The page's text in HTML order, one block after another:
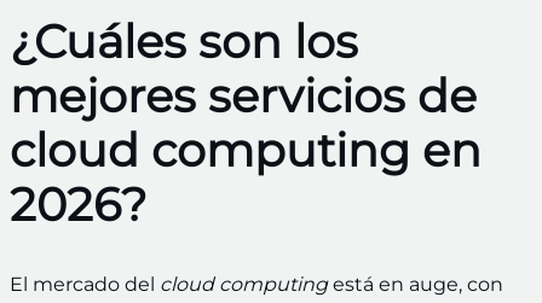
¿Cuáles son los
mejores servicios de
cloud computing en
2026?
El mercado del cloud computingestá en auge, con